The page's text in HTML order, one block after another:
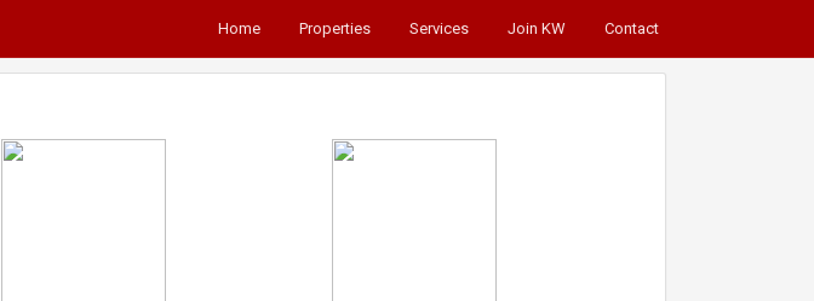
Home Properties Services Join KW Contact